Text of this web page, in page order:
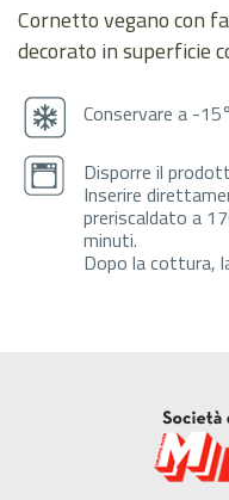
Cornetto vegano con
decorato in superficie
Conservare a -
Disporre il
Inserire
preriscaldato a
minuti.
Dopo la cottura,